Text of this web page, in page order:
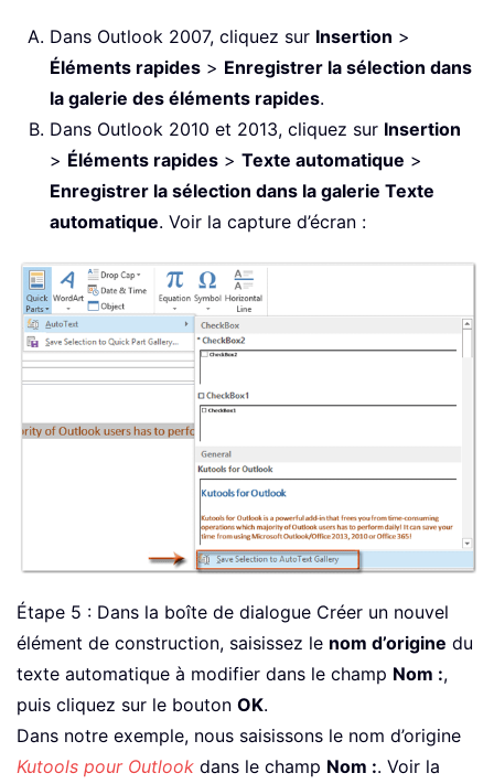
Dans Outlook 2007, cliquez sur Insertion >
Éléments rapides > Enregistrer la sélection dans
la galerie des éléments rapides.
Dans Outlook 2010 et 2013, cliquez sur Insertion
> Éléments rapides > Texte automatique >
Enregistrer la sélection dans la galerie Texte
automatique. Voir la capture d’écran :
Étape 5 : Dans la boîte de dialogue Créer un nouvel
élément de construction, saisissez le nom d’origine du
texte automatique à modifier dans le champ Nom :,
puis cliquez sur le bouton OK.
Dans notre exemple, nous saisissons le nom d’origine
Kutools pour Outlook dans le champ Nom :. Voir la